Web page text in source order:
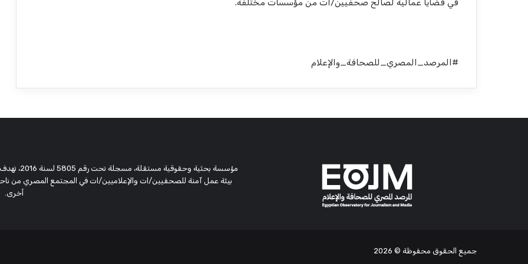
في قضايا عمالية لصالح صحفيين/ات من مؤسسات مختلفة.
#المرصد_المصري_للصحافة_والإعلام
مؤسسة
بيئة عمل آمنة للصحفيين/ات والإعلاميين/ات في المجتمع المصري من
أخرى.
جميع الحقوق محفوظة © 2026